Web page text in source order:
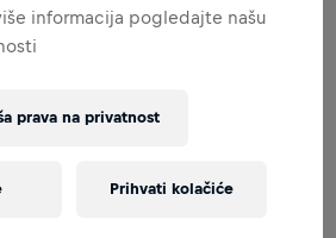
u 13 sati - vidimo se!
Wings for Life World Run utrke
informacija pogledajte našu
prava na privatnost
Prihvati kolačiće